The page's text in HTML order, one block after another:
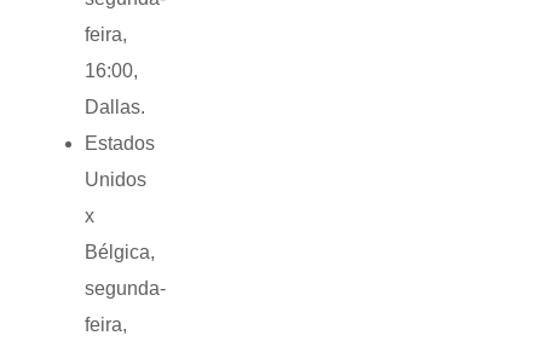
feira,
16:00,
Dallas.
Estados
Unidos
x
Bélgica,
segunda-
feira,